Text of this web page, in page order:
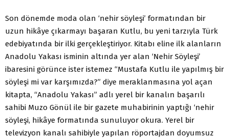
Son dönemde moda olan ‘nehir söyleşi’ formatından bir
uzun hikâye çıkarmayı başaran Kutlu, bu yeni tarzıyla Türk
edebiyatında bir ilki gerçekleştiriyor. Kitabı eline ilk alanların
Anadolu Yakası isminin altında yer alan ‘Nehir Söyleşi’
ibaresini görünce ister istemez “Mustafa Kutlu ile yapılmış bir
söyleşi mi var karşımızda?” diye meraklanmasına yol açan
kitapta, “Anadolu Yakası” adlı yerel bir kanalın başarılı
sahibi Muzo Gönül ile bir gazete muhabirinin yaptığı ‘nehir
söyleşi, hikâye formatında sunuluyor okura. Yerel bir
televizyon kanalı sahibiyle yapılan röportajdan doyumsuz